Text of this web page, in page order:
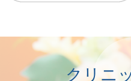
クリニ